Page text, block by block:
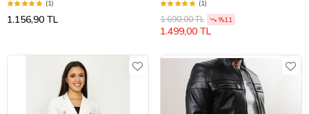
(1)
1.156,90 TL
(1)
1.690,00 TL %11
1.499,00 TL